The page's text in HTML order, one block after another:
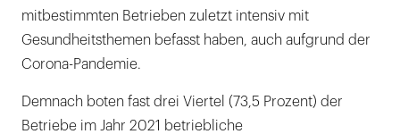
mitbestimmten Betrieben zuletzt intensiv mit
Gesundheitsthemen befasst haben, auch aufgrund der
Corona-Pandemie.
Demnach boten fast drei Viertel (73,5 Prozent) der
Betriebe im Jahr 2021 betriebliche